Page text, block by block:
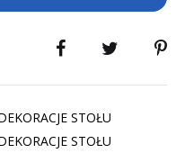
STOŁU
STOŁU